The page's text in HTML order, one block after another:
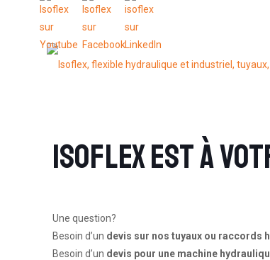
Isoflex est à
Une question?
Besoin d’un devis sur nos tuyaux ou raccords
Besoin d’un devis pour une machine